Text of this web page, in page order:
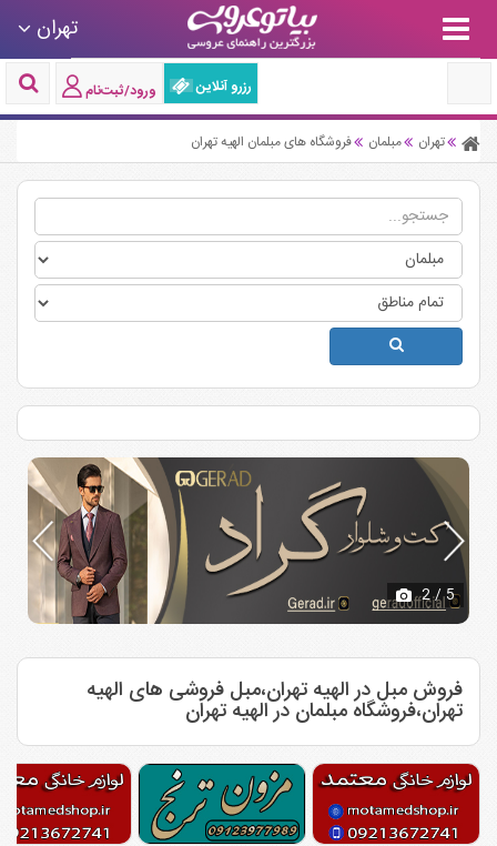
تهران
رزرو آنلاین ورود/ثبت‌نام
تهران مبلمان فروشگاه های مبلمان الهیه تهران
2/ 5
فروش مبل در الهیه تهران،مبل فروشی های الهیه
تهران،فروشگاه مبلمان در الهیه تهران